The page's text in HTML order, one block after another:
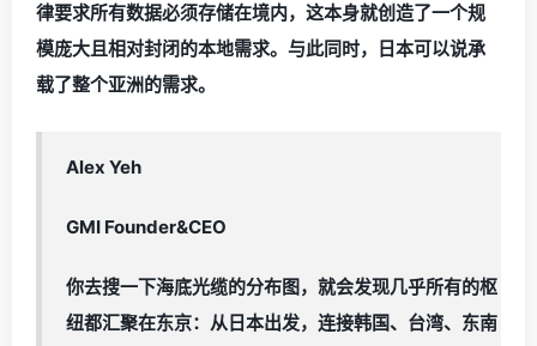
律要求所有数据必须存储在境内，这本身就创造了一个规
模庞大且相对封闭的本地需求。与此同时，日本可以说承
载了整个亚洲的需求。
Alex Yeh
GMI Founder&CEO
你去搜一下海底光缆的分布图，就会发现几乎所有的枢
纽都汇聚在东京：从日本出发，连接韩国、台湾、东南